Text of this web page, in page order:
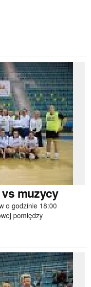
muzycy
o godzinie 18:00
pomiędzy